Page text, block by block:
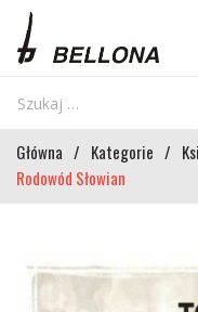
Główna / Kategorie /
Rodowód Słowian